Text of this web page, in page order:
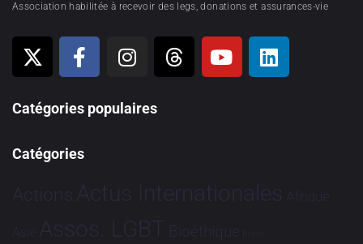
Association habilitée à recevoir des legs, donations et assurances-vie
Catégories populaires
Catégories
Actions Actus Internationales Afrique
Asie Assos. LGBT Bioéthique Brève